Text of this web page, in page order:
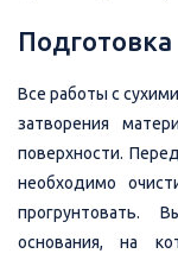
Все работы с
затворения
поверхности.
необходимо
прогрунтовать.
основания, на